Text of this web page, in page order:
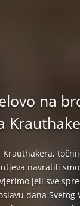
na
Krauthakera,
navratili
jeli sve
dana Svetog